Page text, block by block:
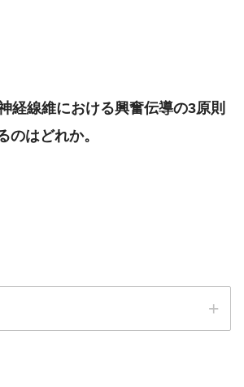
経線維における興奮伝導の3原則
のはどれか。